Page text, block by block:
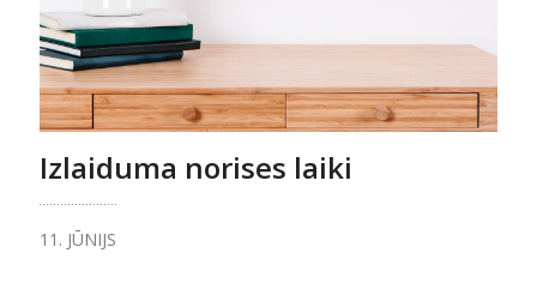
Izlaiduma norises laiki
11. JŪNIJS